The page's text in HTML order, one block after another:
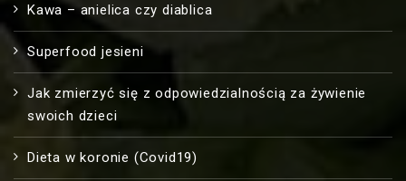
Kawa – anielica czy diablica
Superfood jesieni
Jak zmierzyć się z odpowiedzialnością za żywienie
swoich dzieci
Dieta w koronie (Covid19)